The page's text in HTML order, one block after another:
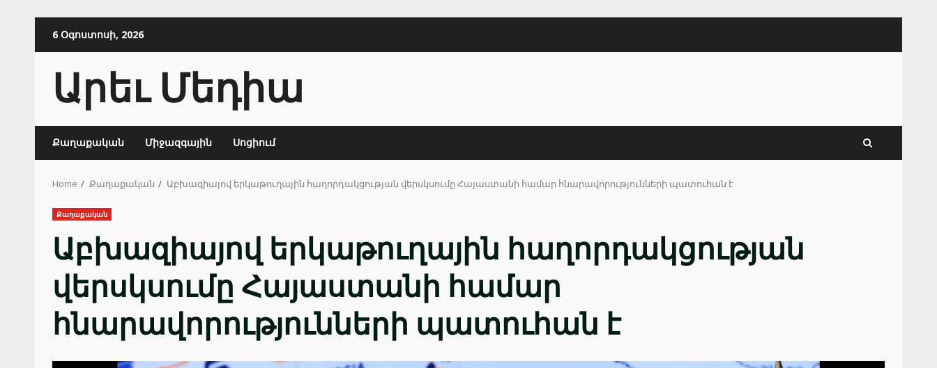
6 Օգոստոսի, 2026
Արեւ Մեդիա
Քաղաքական Միջազգային Սոցիում
Home Քաղաքական Աբխազիայով երկաթուղային հաղորդակցության վերսկսումը Հայաստանի համար հնարավորությունների պատուհան է
Քաղաքական
Աբխազիայով երկաթուղային հաղորդակցության
վերսկսումը Հայաստանի համար
հնարավորությունների պատուհան է